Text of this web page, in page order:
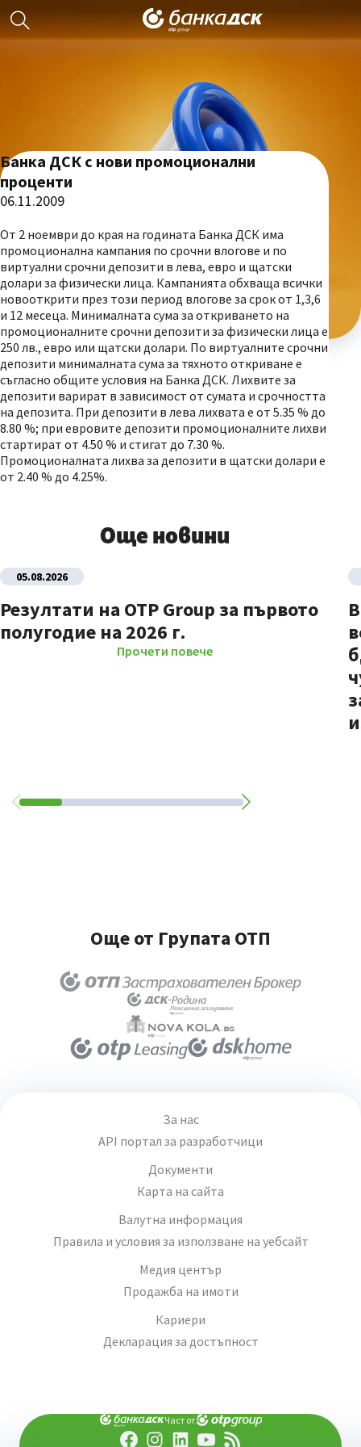
Банка ДСК с нови промоционални
проценти
06.11.2009
От 2 ноември до края на годината Банка ДСК има
промоционална кампания по срочни влогове и по
виртуални срочни депозити в лева, евро и щатски
долари за физически лица. Кампанията обхваща всички
новооткрити през този период влогове за срок от 1,3,6
и 12 месеца. Минималната сума за откриването на
промоционалните срочни депозити за физически лица е
250 лв., евро или щатски долари. По виртуалните срочни
депозити минималната сума за тяхното откриване е
съгласно общите условия на Банка ДСК. Лихвите за
депозити варират в зависимост от сумата и срочността
на депозита. При депозити в лева лихвата е от 5.35 % до
8.80 %; при евровите депозити промоционалните лихви
стартират от 4.50 % и стигат до 7.30 %.
Промоционалната лихва за депозити в щатски долари е
от 2.40 % до 4.25%.
Още новини
05.08.2026
Резултати на OTP Group за първото
полугодие на 2026 г.
Прочети повече
Още от Групата ОТП
За нас
API портал за разработчици
Документи
Карта на сайта
Валутна информация
Правила и условия за използване на уебсайт
Медия център
Продажба на имоти
Кариери
Декларация за достъпност
Част от: